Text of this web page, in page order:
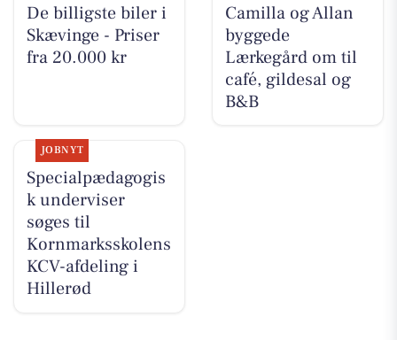
De billigste biler i
Skævinge - Priser
fra 20.000 kr
Camilla og Allan
byggede
Lærkegård om til
café, gildesal og
B&B
JOBNYT
Specialpædagogis
k underviser
søges til
Kornmarksskolens
KCV-afdeling i
Hillerød